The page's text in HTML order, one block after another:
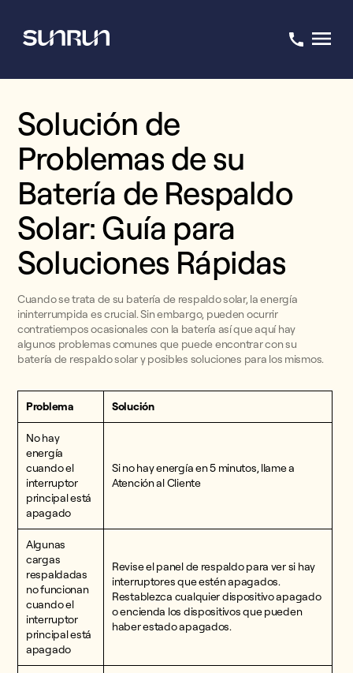
Solución de
Problemas de su
Batería de Respaldo
Solar: Guía para
Soluciones Rápidas
Cuando se trata de su batería de respaldo solar, la energía
ininterrumpida es crucial. Sin embargo, pueden ocurrir
contratiempos ocasionales con la batería así que aquí hay
algunos problemas comunes que puede encontrar con su
batería de respaldo solar y posibles soluciones para los mismos.
Problema Solución
No hay
energía
cuando el
interruptor
principal está
apagado
Si no hay energía en 5 minutos, llame a
Atención al Cliente
Algunas
cargas
respaldadas
no funcionan
cuando el
interruptor
principal está
apagado
Revise el panel de respaldo para ver si hay
interruptores que estén apagados.
Restablezca cualquier dispositivo apagado
o encienda los dispositivos que pueden
haber estado apagados.